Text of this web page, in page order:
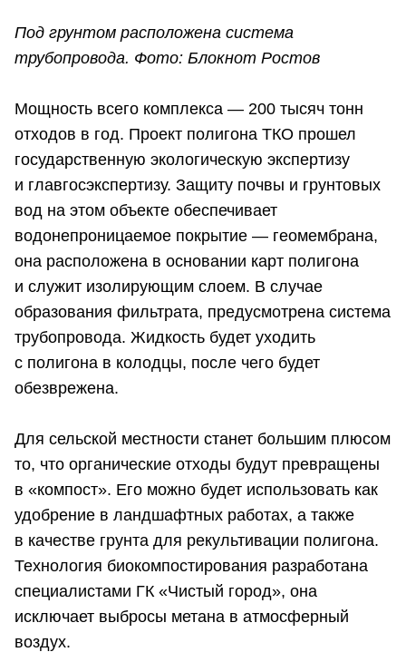
Под грунтом расположена система
трубопровода. Фото: Блокнот Ростов
Мощность всего комплекса — 200 тысяч тонн
отходов в год. Проект полигона ТКО прошел
государственную экологическую экспертизу
и главгосэкспертизу. Защиту почвы и грунтовых
вод на этом объекте обеспечивает
водонепроницаемое покрытие — геомембрана,
она расположена в основании карт полигона
и служит изолирующим слоем. В случае
образования фильтрата, предусмотрена система
трубопровода. Жидкость будет уходить
с полигона в колодцы, после чего будет
обезврежена.
Для сельской местности станет большим плюсом
то, что органические отходы будут превращены
в «компост». Его можно будет использовать как
удобрение в ландшафтных работах, а также
в качестве грунта для рекультивации полигона.
Технология биокомпостирования разработана
специалистами ГК «Чистый город», она
исключает выбросы метана в атмосферный
воздух.